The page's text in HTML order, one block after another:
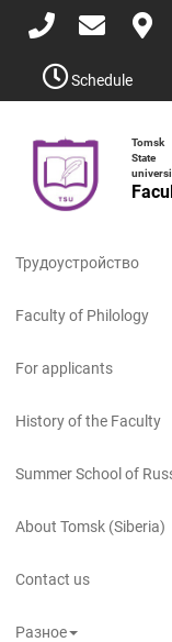
content
Schedule
Tomsk
State
Трудоустройство
Faculty of Philology
For applicants
History of the Faculty
Summer School of
About Tomsk (Siberia)
Contact us
Разное